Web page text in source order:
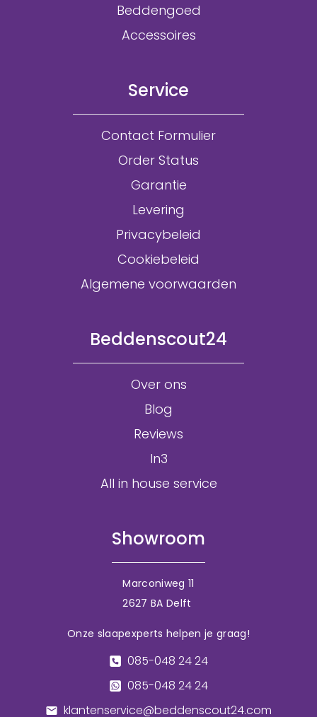
Beddengoed
Accessoires
Service
Contact Formulier
Order Status
Garantie
Levering
Privacybeleid
Cookiebeleid
Algemene voorwaarden
Beddenscout24
Over ons
Blog
Reviews
In3
All in house service
Showroom
Marconiweg 11
2627 BA Delft
Onze slaapexperts helpen je graag!
085-048 24 24
085-048 24 24
klantenservice@beddenscout24.com